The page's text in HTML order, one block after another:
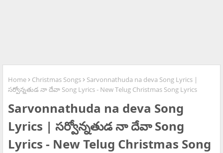
Home Christmas Songs
Sarvonnathuda na deva Song Lyrics |
సర్వోన్నతుడ నా దేవా Song Lyrics - New Telug Christmas Song Lyrics
Sarvonnathuda na deva Song
Lyrics | సర్వోన్నతుడ నా దేవా Song
Lyrics - New Telug Christmas Song